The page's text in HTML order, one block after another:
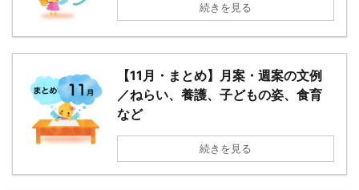
続きを見る
【11月・まとめ】月案・週案の文例
／ねらい、養護、子どもの姿、食育
など
続きを見る